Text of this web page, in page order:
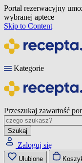
Portal rezerwacyjny
wybranej aptece
Skip to Content
Kategorie
Przeszukaj zawartość
Szukaj
Zaloguj się
Ulubione